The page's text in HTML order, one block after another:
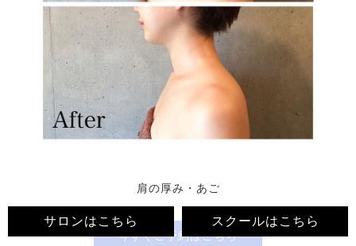
スクールはこちら
サロンはこちら
肩の厚み・あご
今すぐご予約はこちら